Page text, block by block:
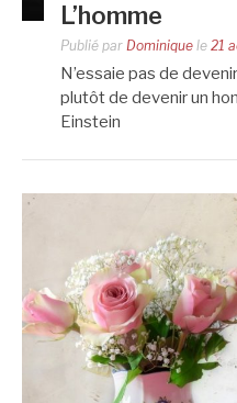
L’homme
Publié par Dominique le 21
N’essaie pas de
plutôt de devenir un
Einstein